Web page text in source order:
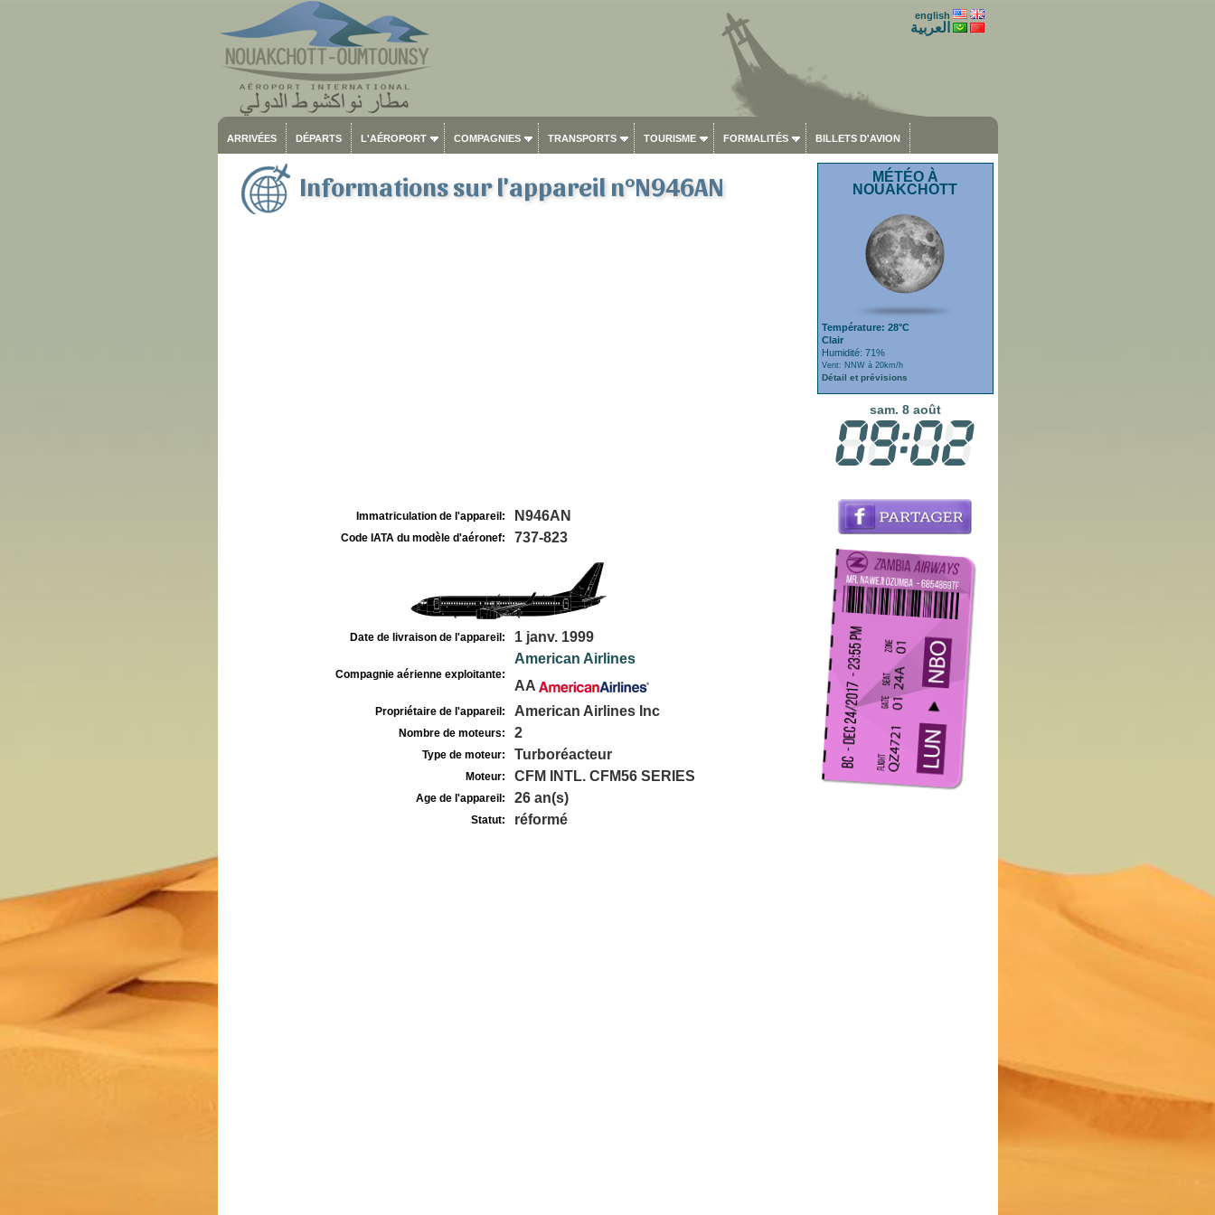
english
العربية
ARRIVÉES DÉPARTS L'AÉROPORT COMPAGNIES TRANSPORTS TOURISME FORMALITÉS BILLETS D'AVION
Informations sur l'appareil n°N946AN
Immatriculation de l'appareil: N946AN
Code IATA du modèle d'aéronef: 737-823
Date de livraison de l'appareil: 1 janv. 1999
Compagnie aérienne exploitante:
American Airlines
AA
Propriétaire de l'appareil: American Airlines Inc
Nombre de moteurs: 2
Type de moteur: Turboréacteur
Moteur: CFM INTL. CFM56 SERIES
Age de l'appareil: 26 an(s)
Statut: réformé
MÉTÉO À
NOUAKCHOTT
Température: 28°C
Clair
Humidité: 71%
Vent: NNW à 20km/h
Détail et prévisions
sam. 8 août